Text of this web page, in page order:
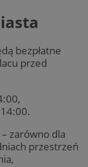
bezpłatne
przed
zarówno dla
przestrzeń